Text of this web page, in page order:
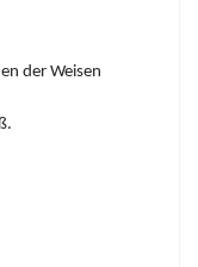
der Weisen